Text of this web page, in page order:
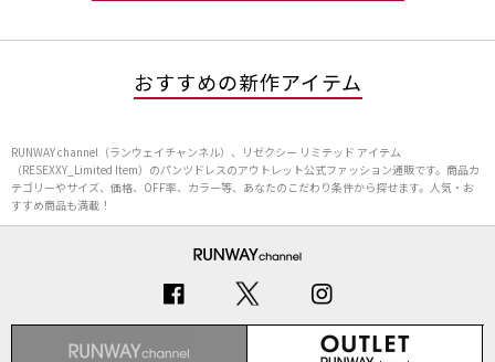
おすすめの新作アイテム
RUNWAY channel（ランウェイチャンネル）、リゼクシー リミテッド アイテム
（RESEXXY_Limited Item）のパンツドレスのアウトレット公式ファッション通販です。商品カ
テゴリーやサイズ、価格、OFF率、カラー等、あなたのこだわり条件から探せます。人気・お
すすめ商品も満載！